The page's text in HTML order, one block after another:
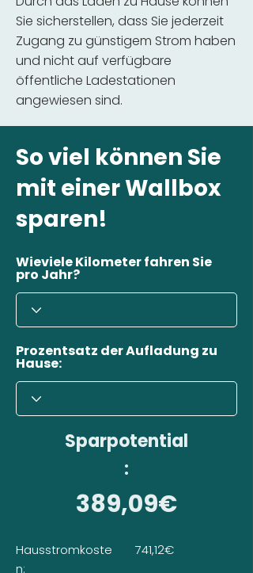
Sie sicherstellen, dass Sie jederzeit
Zugang zu günstigem Strom haben
und nicht auf verfügbare
öffentliche Ladestationen
angewiesen sind.
So viel können Sie
mit einer Wallbox
sparen!
Wieviele Kilometer fahren Sie
pro Jahr?
Prozentsatz der Aufladung zu
Hause:
Sparpotential
:
389,09€
Hausstromkoste
n:
741,12€